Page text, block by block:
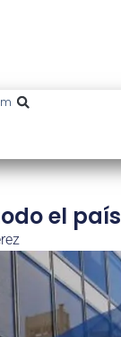
el país